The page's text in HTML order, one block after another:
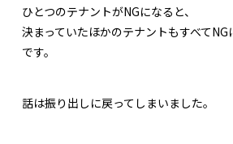
ひとつのテナントがNGになると、
決まっていたほかのテナントもすべてNG
です。
話は振り出しに戻ってしまいました。